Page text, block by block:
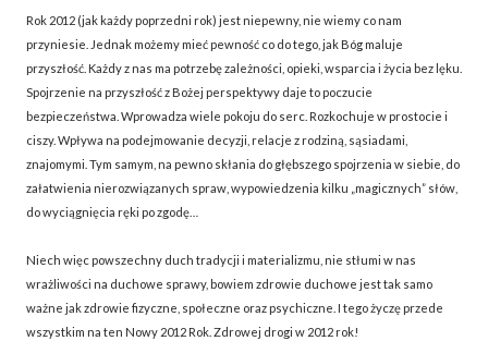
Rok 2012 (jak każdy poprzedni rok) jest niepewny, nie wiemy co nam
przyniesie. Jednak możemy mieć pewność co do tego, jak Bóg maluje
przyszłość. Każdy z nas ma potrzebę zależności, opieki, wsparcia i życia bez lęku.
Spojrzenie na przyszłość z Bożej perspektywy daje to poczucie
bezpieczeństwa. Wprowadza wiele pokoju do serc. Rozkochuje w prostocie i
ciszy. Wpływa na podejmowanie decyzji, relacje z rodziną, sąsiadami,
znajomymi. Tym samym, na pewno skłania do głębszego spojrzenia w siebie, do
załatwienia nierozwiązanych spraw, wypowiedzenia kilku „magicznych” słów,
do wyciągnięcia ręki po zgodę…
Niech więc powszechny duch tradycji i materializmu, nie stłumi w nas
wrażliwości na duchowe sprawy, bowiem zdrowie duchowe jest tak samo
ważne jak zdrowie fizyczne, społeczne oraz psychiczne. I tego życzę przede
wszystkim na ten Nowy 2012 Rok. Zdrowej drogi w 2012 rok!